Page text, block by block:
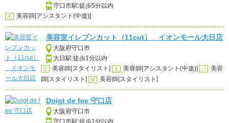
守口市駅:徒歩5分以内
正 美容師[アシスタント(中途)]
美容室イレブンカット（11cut） イオンモール大日店
大阪府守口市
大日駅:徒歩1分以内
正 美容師[スタイリスト] 正 美容師[アシスタント(中途)] パ
美容
師[スタイリスト]
契 美容師[スタイリスト]
Doigt de fee 守口店
大阪府守口市
守口市駅:徒歩1分以内